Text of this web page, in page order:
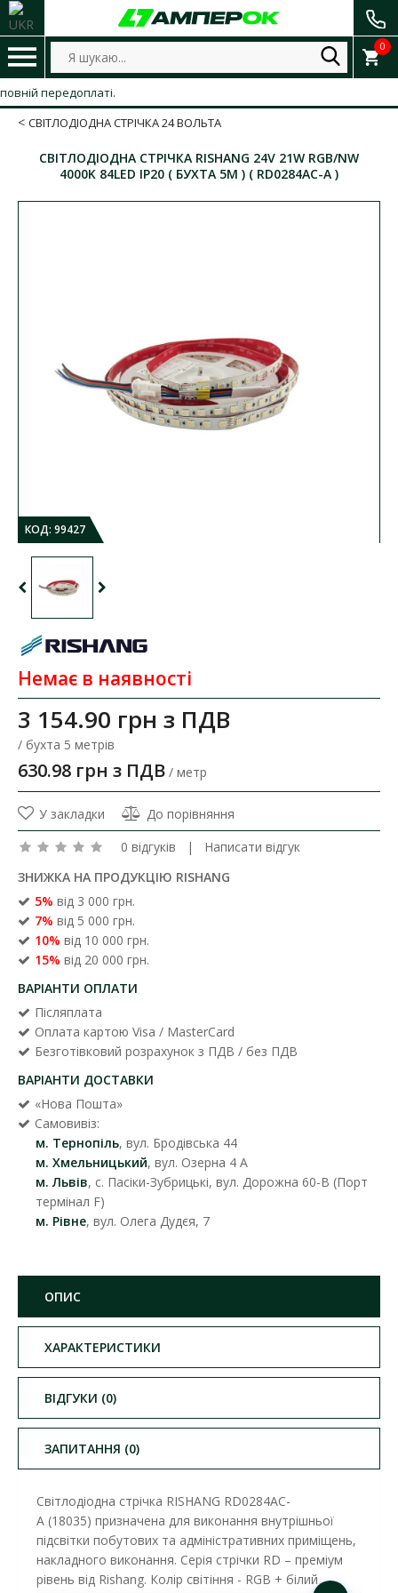
0
передоплаті.
СВІТЛОДІОДНА СТРІЧКА 24 ВОЛЬТА
СВІТЛОДІОДНА СТРІЧКА RISHANG 24V 21W RGB/NW
4000K 84LED IP20 ( БУХТА 5М ) ( RD0284AC-A )
КОД: 99427
Немає в наявності
3 154.90 грн з ПДВ
/ бухта 5 метрів
630.98 грн з ПДВ / метр
У закладки
До порівняння
0 відгуків | Написати відгук
ЗНИЖКА НА ПРОДУКЦІЮ RISHANG
5% від 3 000 грн.
7% від 5 000 грн.
10% від 10 000 грн.
15% від 20 000 грн.
ВАРІАНТИ ОПЛАТИ
Післяплата
Оплата картою Visa / MasterCard
Безготівковий розрахунок з ПДВ / без ПДВ
ВАРІАНТИ ДОСТАВКИ
«Нова Пошта»
Самовивіз:
м. Тернопіль, вул. Бродівська 44
м. Хмельницький, вул. Озерна 4 А
м. Львів, с. Пасіки-Зубрицькі, вул. Дорожна 60-В (Порт
термінал F)
м. Рівне, вул. Олега Дудєя, 7
ОПИС
ХАРАКТЕРИСТИКИ
ВІДГУКИ (0)
ЗАПИТАННЯ (0)
Cвітлодіодна стрічка RISHANG RD0284AC-
A (18035) призначена для виконання внутрішньої
підсвітки побутових та адміністративних приміщень,
накладного виконання. Серія стрічки RD – преміум
рівень від Rishang. Колір світіння - RGB + білий